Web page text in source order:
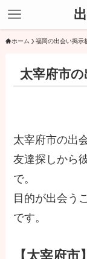
ホーム 福岡の出会い掲示
太宰府市
太宰府市の出
友達探しから
で。
目的が出会う
です。
【太宰府